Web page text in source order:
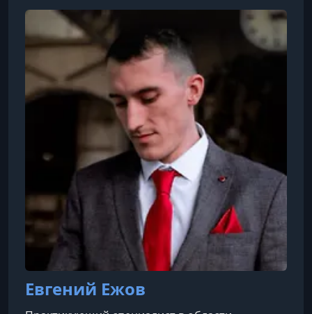
Telegram-каналов. Эти курсы охватывают темы
от выбора прибыльной ниши до
масштабирования проектов и продажи
Евгений Ежов